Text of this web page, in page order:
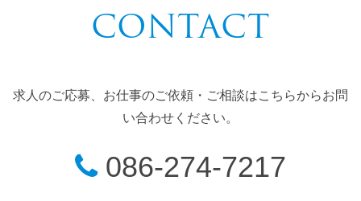
CONTACT
求人のご応募、お仕事のご依頼・ご相談はこちらからお問
い合わせください。
086-274-7217